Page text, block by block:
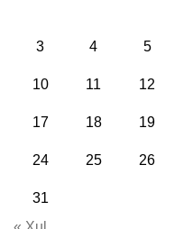
3 4 5
10 11 12
17 18 19
24 25 26
31